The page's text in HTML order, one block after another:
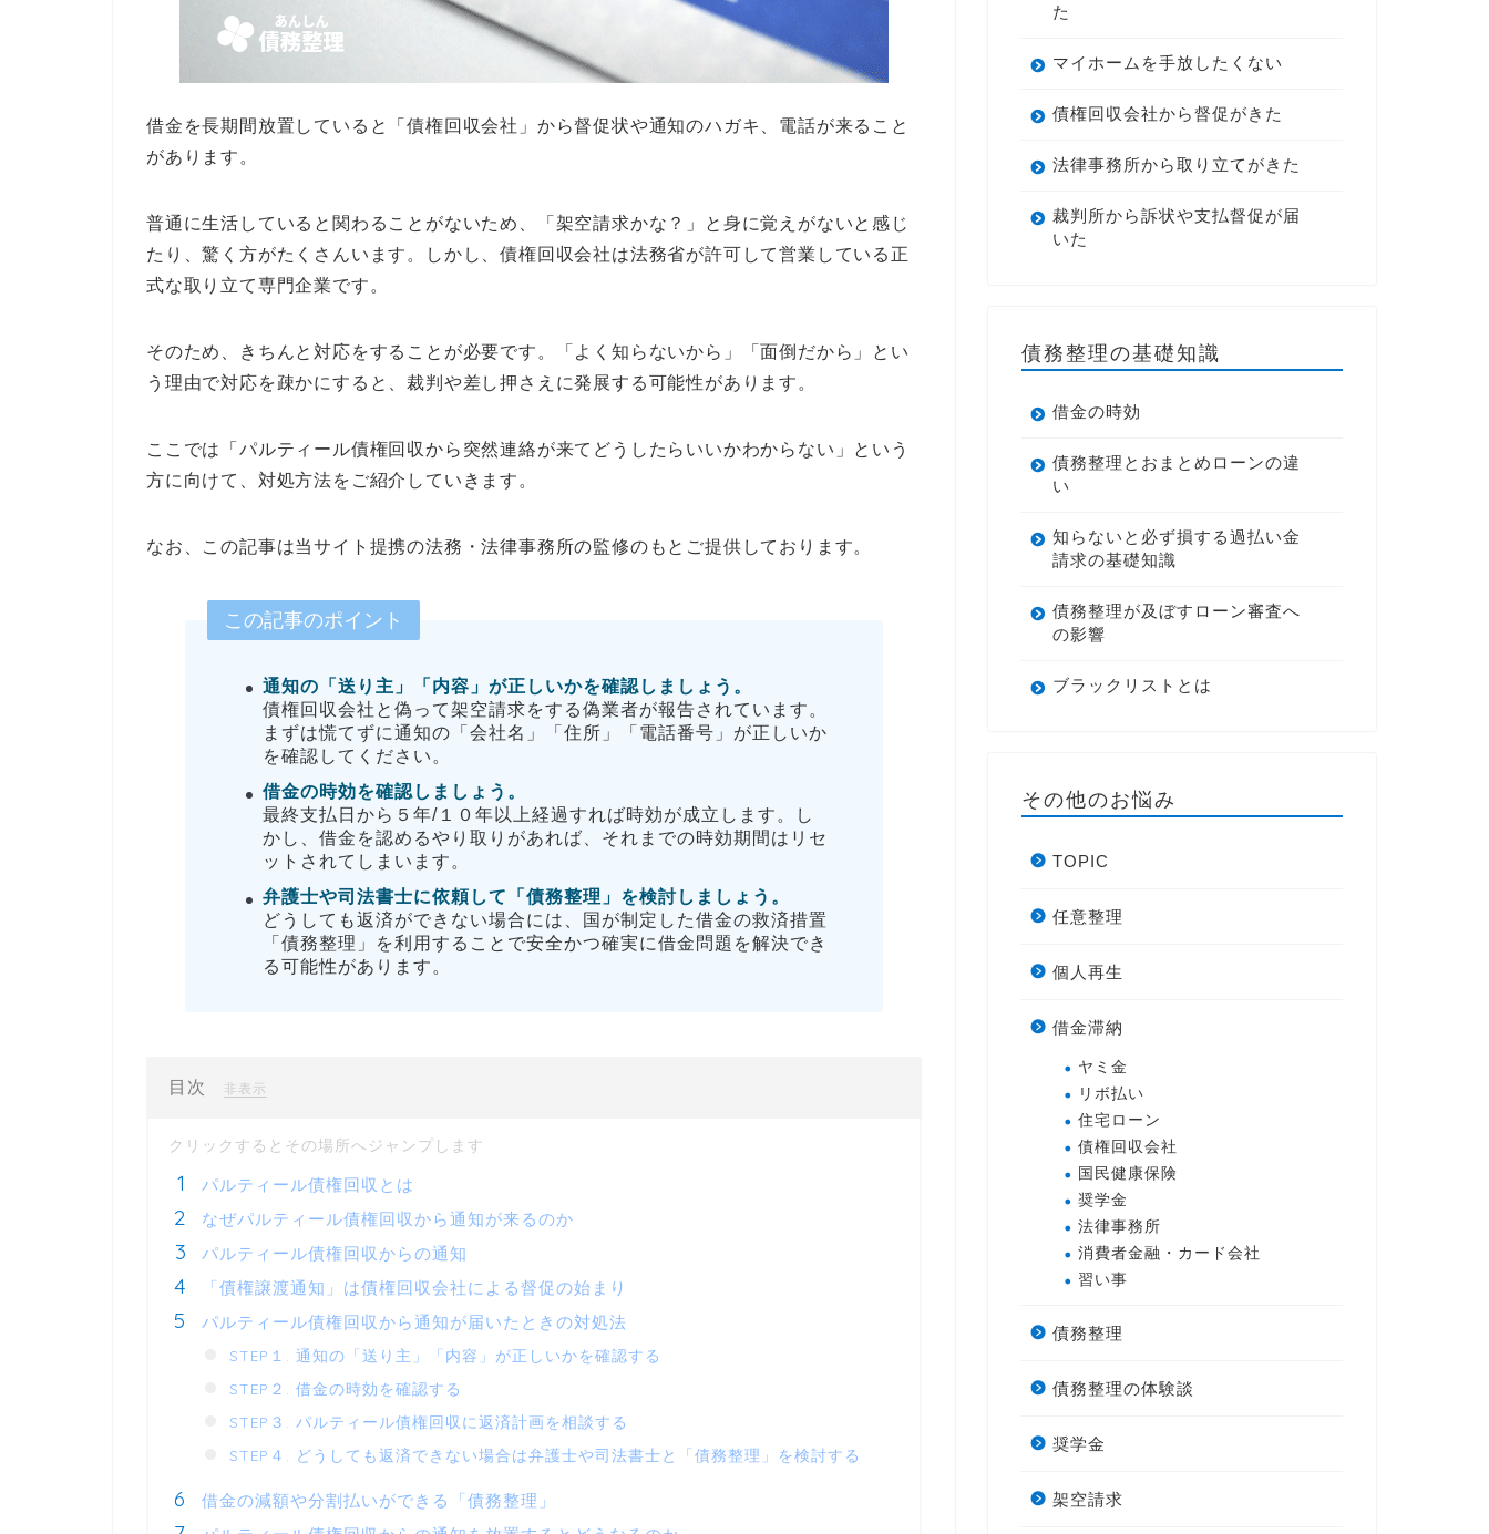
借金を長期間放置していると「債権回収会社」から督促状や通知のハガキ、電話が来ること
があります。
普通に生活していると関わることがないため、「架空請求かな？」と身に覚えがないと感じ
たり、驚く方がたくさんいます。しかし、債権回収会社は法務省が許可して営業している正
式な取り立て専門企業です。
そのため、きちんと対応をすることが必要です。「よく知らないから」「面倒だから」とい
う理由で対応を疎かにすると、裁判や差し押さえに発展する可能性があります。
ここでは「パルティール債権回収から突然連絡が来てどうしたらいいかわからない」という
方に向けて、対処方法をご紹介していきます。
なお、この記事は当サイト提携の法務・法律事務所の監修のもとご提供しております。
この記事のポイント
通知の「送り主」「内容」が正しいかを確認しましょう。
債権回収会社と偽って架空請求をする偽業者が報告されています。
まずは慌てずに通知の「会社名」「住所」「電話番号」が正しいか
を確認してください。
借金の時効を確認しましょう。
最終支払日から５年/１０年以上経過すれば時効が成立します。し
かし、借金を認めるやり取りがあれば、それまでの時効期間はリセ
ットされてしまいます。
弁護士や司法書士に依頼して「債務整理」を検討しましょう。
どうしても返済ができない場合には、国が制定した借金の救済措置
「債務整理」を利用することで安全かつ確実に借金問題を解決でき
る可能性があります。
目次 非表示
パルティール債権回収とは
なぜパルティール債権回収から通知が来るのか
パルティール債権回収からの通知
「債権譲渡通知」は債権回収会社による督促の始まり
パルティール債権回収から通知が届いたときの対処法
STEP１. 通知の「送り主」「内容」が正しいかを確認する
STEP２. 借金の時効を確認する
STEP３. パルティール債権回収に返済計画を相談する
STEP４. どうしても返済できない場合は弁護士や司法書士と「債務整理」を検討する
借金の減額や分割払いができる「債務整理」
た
マイホームを手放したくない
債権回収会社から督促がきた
法律事務所から取り立てがきた
裁判所から訴状や支払督促が届
いた
債務整理の基礎知識
借金の時効
債務整理とおまとめローンの違
い
知らないと必ず損する過払い金
請求の基礎知識
債務整理が及ぼすローン審査へ
の影響
ブラックリストとは
その他のお悩み
TOPIC
任意整理
個人再生
借金滞納
ヤミ金
リボ払い
住宅ローン
債権回収会社
国民健康保険
奨学金
法律事務所
消費者金融・カード会社
習い事
債務整理
債務整理の体験談
奨学金
架空請求